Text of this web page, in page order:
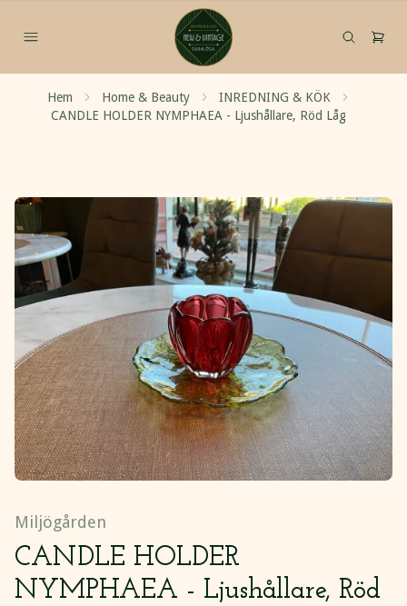
Hem Home & Beauty
INREDNING & KÖK
CANDLE HOLDER NYMPHAEA - Ljushållare, Röd Låg
Miljögården
CANDLE HOLDER
NYMPHAEA - Ljushållare, Röd